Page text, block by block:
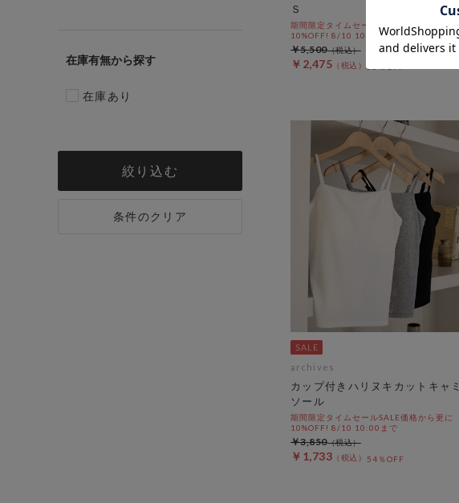
在庫有無
在庫あり
絞り込む
条件のクリア
Ｓ
期間限定タイムセールSALE価格から更に
10%OFF! 8/10 10:00まで
￥2,475 55％OFF
￥5,500
archives
カップ付きハリヌキカットキャミ
ソール
期間限定タイムセールSALE価格から更に
10%OFF! 8/10 10:00まで
￥1,733 54％OFF
￥3,850